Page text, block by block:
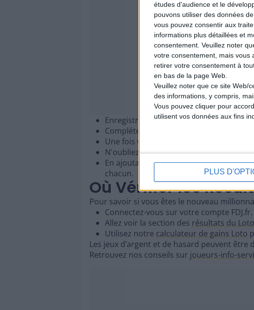
études d'audience et le
pouvons utiliser des données
vous pouvez consentir aux
informations plus détaillées et
consentement. Veuillez noter
votre consentement, mais vous
retirer votre consentement à
en bas de la page Web.
Veuillez noter que ce site Web/
des informations, y compris,
Vous pouvez cliquer pour
utilisent vos données aux fins
PLUS
Enregistrez-vous surFDJ.fr.
Complétez le formulaire d'inscription et
Une fois votre compte crée, préparez-
N'oubliez pas de remplir vos grilles
En ajoutant l'option du second tirage
chacun.
Où Vérifier les
Pour savoir si vous êtes le nouveau
Connectez-vous sur votre compte FDJ.fr.
Allez voir la section des résultats du
Utilisez notre calculateur de gains Loto
Les jeux d’argent et de hasard peuvent
Retrouvez nos conseils sur joueurs-info-